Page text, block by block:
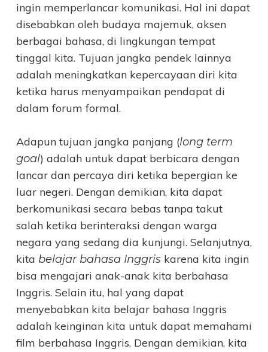
ingin memperlancar komunikasi. Hal ini dapat
disebabkan oleh budaya majemuk, aksen
berbagai bahasa, di lingkungan tempat
tinggal kita. Tujuan jangka pendek lainnya
adalah meningkatkan kepercayaan diri kita
ketika harus menyampaikan pendapat di
dalam forum formal.
Adapun tujuan jangka panjang (long term
goal) adalah untuk dapat berbicara dengan
lancar dan percaya diri ketika bepergian ke
luar negeri. Dengan demikian, kita dapat
berkomunikasi secara bebas tanpa takut
salah ketika berinteraksi dengan warga
negara yang sedang dia kunjungi. Selanjutnya,
kita belajar bahasa Inggriskarena kita ingin
bisa mengajari anak-anak kita berbahasa
Inggris. Selain itu, hal yang dapat
menyebabkan kita belajar bahasa Inggris
adalah keinginan kita untuk dapat memahami
film berbahasa Inggris. Dengan demikian, kita